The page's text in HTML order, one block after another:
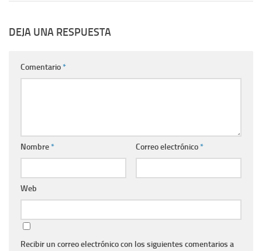
DEJA UNA RESPUESTA
Comentario*
Nombre* Correo electrónico*
Web
Recibir un correo electrónico con los siguientes comentarios a